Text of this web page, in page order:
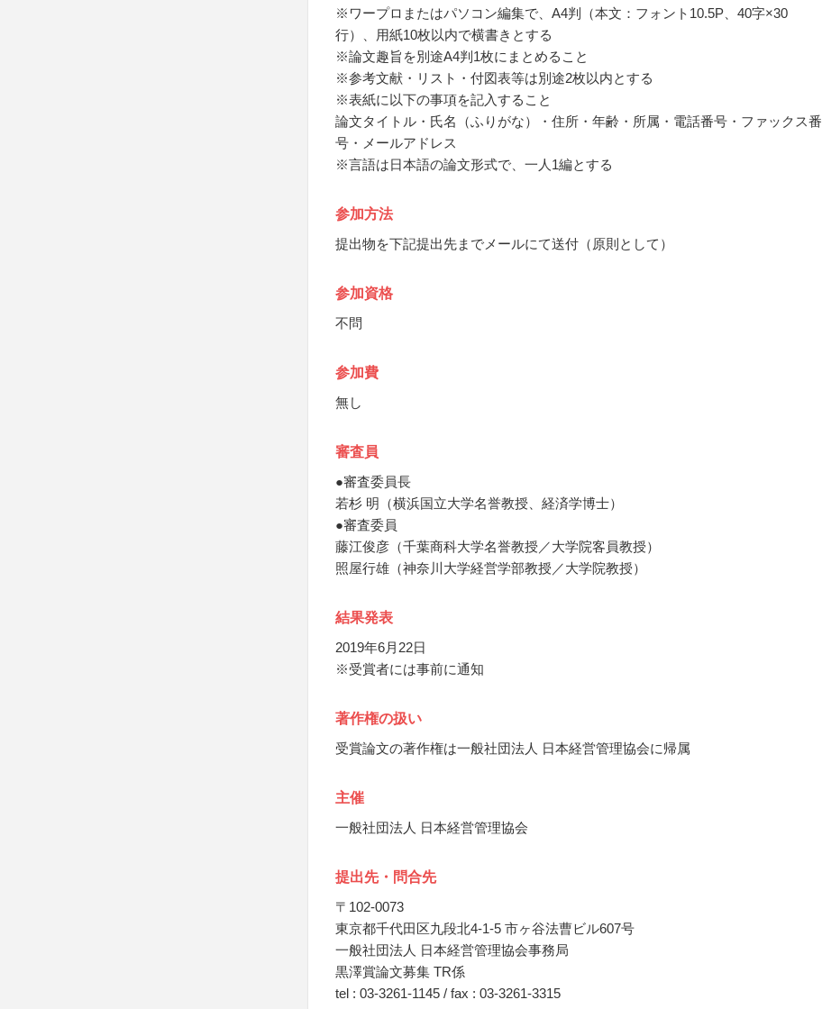
※ワープロまたはパソコン編集で、A4判（本文：フォント10.5P、40字×30
行）、用紙10枚以内で横書きとする
※論文趣旨を別途A4判1枚にまとめること
※参考文献・リスト・付図表等は別途2枚以内とする
※表紙に以下の事項を記入すること
論文タイトル・氏名（ふりがな）・住所・年齢・所属・電話番号・ファックス番
号・メールアドレス
※言語は日本語の論文形式で、一人1編とする
参加方法
提出物を下記提出先までメールにて送付（原則として）
参加資格
不問
参加費
無し
審査員
●審査委員長
若杉 明（横浜国立大学名誉教授、経済学博士）
●審査委員
藤江俊彦（千葉商科大学名誉教授／大学院客員教授）
照屋行雄（神奈川大学経営学部教授／大学院教授）
結果発表
2019年6月22日
※受賞者には事前に通知
著作権の扱い
受賞論文の著作権は一般社団法人 日本経営管理協会に帰属
主催
一般社団法人 日本経営管理協会
提出先・問合先
〒102-0073
東京都千代田区九段北4-1-5 市ヶ谷法曹ビル607号
一般社団法人 日本経営管理協会事務局
黒澤賞論文募集 TR係
tel : 03-3261-1145 / fax : 03-3261-3315